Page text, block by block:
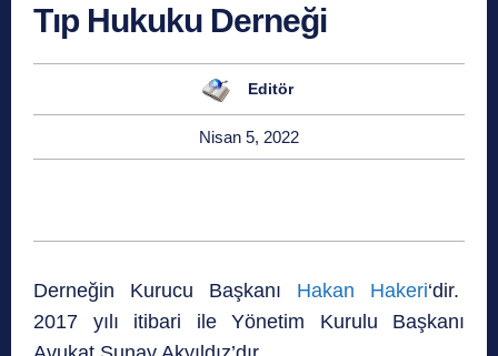
Tıp Hukuku Derneği
Editör
Nisan 5, 2022
Derneğin Kurucu Başkanı Hakan Hakeri‘dir.
2017 yılı itibari ile Yönetim Kurulu Başkanı